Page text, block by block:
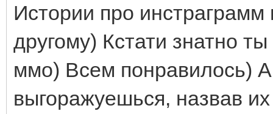
Истории про инстраграмм
другому) Кстати знатно
ммо) Всем понравилось)
выгоражуешься, назвав